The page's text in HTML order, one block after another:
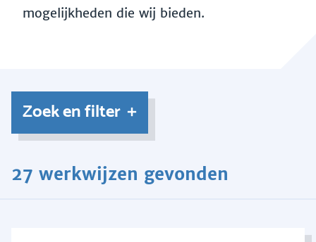
mogelijkheden die wij bieden.
Zoek en filter
27 werkwijzen gevonden